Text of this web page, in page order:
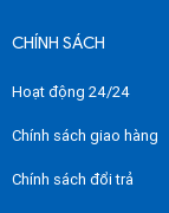
CHÍNH SÁCH
Hoạt động 24/24
Chính sách giao hàng
Chính sách đổi trả